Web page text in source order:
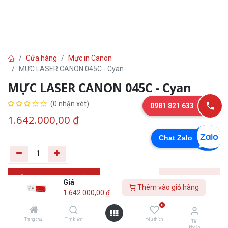
Giá
1.642.000,00 ₫
Thêm vào giỏ hàng
Trang chủ Tìm kiếm
0
Yêu thích
Tài
Cửa hàng
Mực in Canon
MỰC LASER CANON 045C - Cyan
MỰC LASER CANON 045C - Cyan
(0 nhận xét)
1.642.000,00 ₫
Thêm vào giỏ
hàng
vấn
ngay
Yêu thích
Chat Zalo
0981 821 633